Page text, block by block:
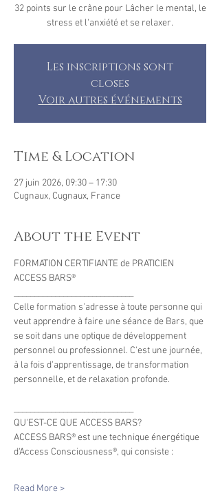
32 points sur le crâne pour Lâcher le mental, le
stress et l'anxiété et se relaxer.
Les inscriptions sont
closes
Voir autres événements
Time & Location
27 juin 2026, 09:30 – 17:30
Cugnaux, Cugnaux, France
About the Event
FORMATION CERTIFIANTE de PRATICIEN
ACCESS BARS®
Celle formation s'adresse à toute personne qui
veut apprendre à faire une séance de Bars, que
se soit dans une optique de développement
personnel ou professionnel. C'est une journée,
à la fois d'apprentissage, de transformation
personnelle, et de relaxation profonde.
QU'EST-CE QUE ACCESS BARS?
ACCESS BARS® est une technique énergétique
d'Access Consciousness®, qui consiste :
Read More >